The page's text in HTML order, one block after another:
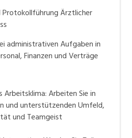
Protokollführung Ärztlicher
administrativen Aufgaben in
Finanzen und Verträge
Arbeitsklima: Arbeiten Sie in
und unterstützenden Umfeld,
und Teamgeist